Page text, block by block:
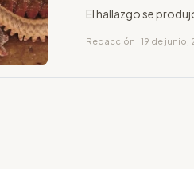
El hallazgo se
Redacción · 19 de junio,